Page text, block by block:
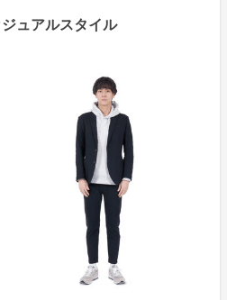
ュアルスタイル